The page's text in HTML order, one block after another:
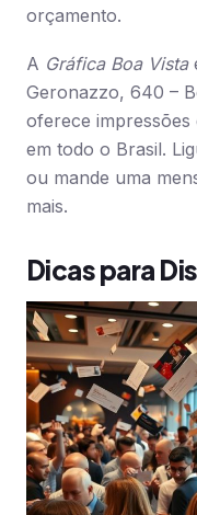
orçamento.
A Gráfica Boa Vista
Geronazzo, 640 –
oferece impressões
em todo o Brasil.
ou mande uma
mais.
Dicas para